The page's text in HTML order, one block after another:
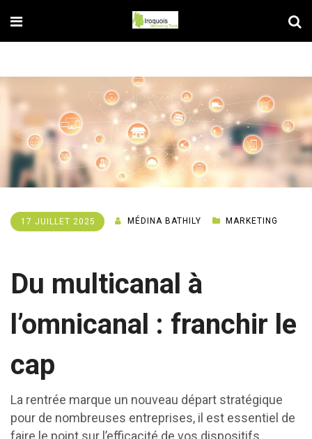
17 JUILLET 2025 MÉDINA BATHILY MARKETING
Du multicanal à
l’omnicanal : franchir le
cap
La rentrée marque un nouveau départ stratégique
pour de nombreuses entreprises, il est essentiel de